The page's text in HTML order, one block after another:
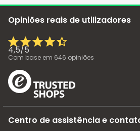
Opiniões reais de utilizadores
4,5/5
Com base em 646 opiniões
Centro de assistência e